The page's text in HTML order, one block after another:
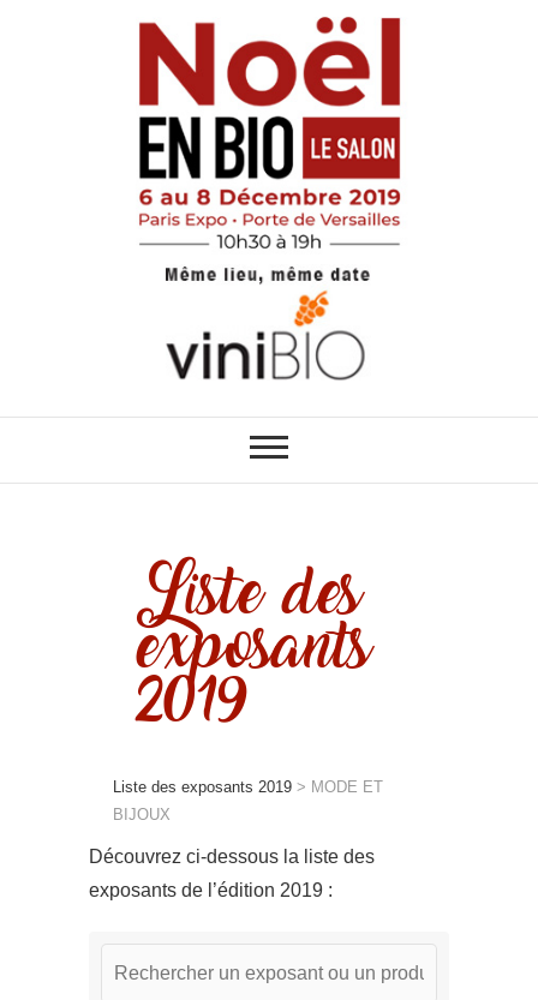
Liste des
exposants
2019
Liste des exposants 2019 > MODE ET
BIJOUX
Découvrez ci-dessous la liste des
exposants de l’édition 2019 :